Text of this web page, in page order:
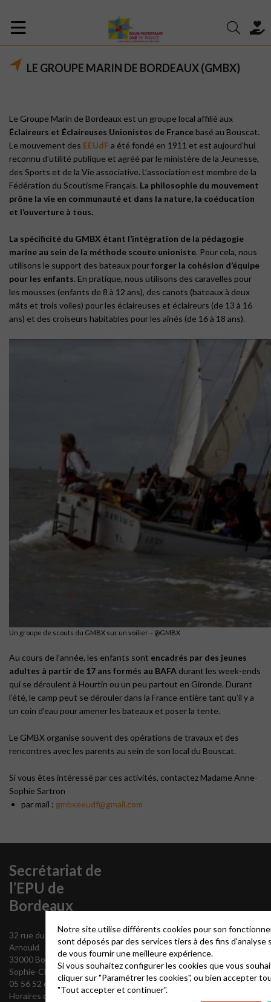
LE GROUPE MARIN DE BORDEAUX (GMBX)
Le Groupe Marin de Bordeaux est un groupe local affilié aux
Éclaireurs et Éclaireuses Unionistes de France basé au Bouscat.
Le mouvement des EEUdF a été fondé en 1911 et est aujourd’hui
reconnu d’utilité publique et agréé par le ministère de la Jeunesse,
des Sports et de la Vie associative. L’association est membre de la
Fédération du Scoutisme Français. La philosophie du mouvement
prône la vie en communauté et dans la nature, la coéducation
et l’ouverture à tous.
La spécificité du GMBX étant l’intégration de la pédagogie
marine au sein de la méthode scoute unioniste. Pour cela, nous
utilisons le support des bateaux pourforger la cohésion d’équipe
pour les enfants. En pratique, nous utilisons des caravelles pour
les mousses (enfants de 8 à 12 ans), des canots (bateaux à deux
mâts et trois voiles) pour les éclaireuses et éclaireurs (de 13 à 16
ans) et des croiseurs habitables pour les aînés (de 16 à 18 ans).
Un groupe de scouts du GMBX sur un voilier – @GMBX
Au cours de l’année, les enfants sont encadrés par des jeunes
adultes à partir de 17 ans formés au BAFA durant les week-ends
qui se déroulent à Hourtin ou un peu partout en Gironde. Durant
l’été, le camp peut se dérouler dans la France entière tant qu’il y a
un coin d’eau pour amener les bateaux et poser la tente.
Le GMBX organise souvent des opérations de travaux et des
rencontres avec les parents au sein de son local du Bouscat.
Si vous êtes intéressé par ces activités, contactez Madame Anne-
Sophie Sartron
par mail : gmbxeeudf@gmail.com
Secrétariat de
l’EPU de
Bordeaux
32 rue du Commandant
Arnould
33000 Bordeaux
Sophie-Christine Audibert
05 56 52 60 47
Horaires d’ouverture:
Notre site utilise différents cookies pour son
sont déposés par des services tiers à des fins
de vous fournir une meilleure expérience.
Si vous souhaitez configurer les cookies que vous
cliquer sur "Paramétrer les cookies", ou bien accepter
"Tout accepter et continuer".